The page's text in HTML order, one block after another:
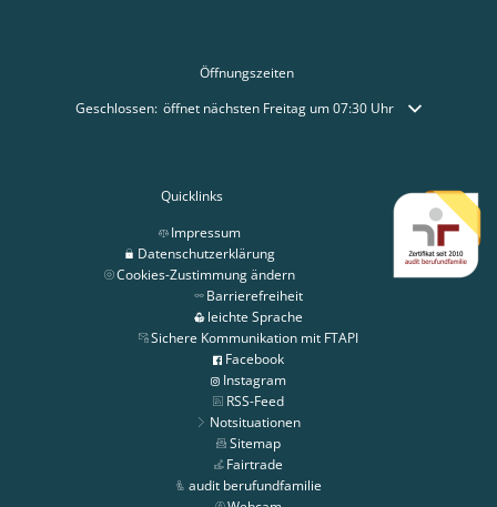
Öffnungszeiten
Klicken, um weitere Öffnungs- oder Schließzeiten auszublenden
Geschlossen: öffnet nächsten Freitag um 07:30 Uhr
Quicklinks
Impressum
Datenschutzerklärung
Cookies-Zustimmung ändern
Barrierefreiheit
leichte Sprache
Sichere Kommunikation mit FTAPI
Facebook
Instagram
RSS-Feed
Notsituationen
Sitemap
Fairtrade
audit berufundfamilie